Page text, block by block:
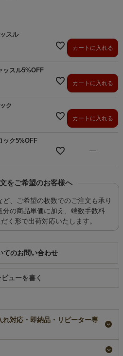
スル
カートに入れる
ッスル5%OFF
カートに入れる
ク
カートに入れる
ック5%OFF
—
をご希望のお客様へ
、ご希望の枚数でのご注文も承り
分の商品単価に加え、端数手数料
く形で出荷対応いたします。
てのお問い合わせ
ビューを書く
れ対応・即納品・リピーター専
ト（小）｜不織布ラッ